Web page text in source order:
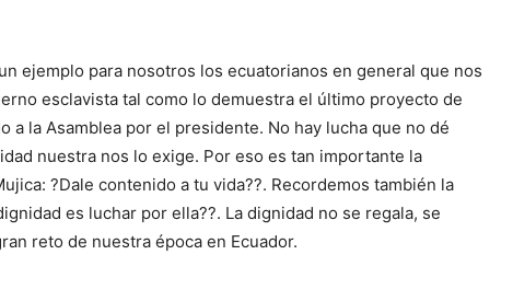
ejemplo para nosotros los ecuatorianos en general que nos
esclavista tal como lo demuestra el último proyecto de
a la Asamblea por el presidente. No hay lucha que no dé
nuestra nos lo exige. Por eso es tan importante la
?Dale contenido a tu vida??. Recordemos también la
es luchar por ella??. La dignidad no se regala, se
reto de nuestra época en Ecuador.